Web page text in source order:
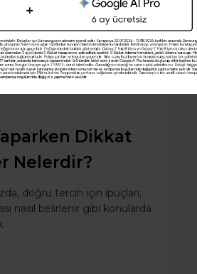
yollarının neler
için Instagram
değindik.
Dikkat
Nelerdir?
doğru tercih için ipuçları,
nasıl belirlenir gibi konularda